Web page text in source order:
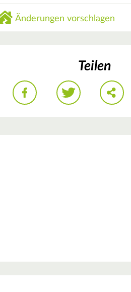
Änderungen vorschlagen
Teilen